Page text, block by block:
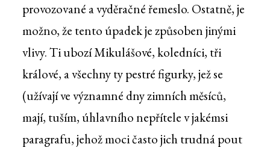
provozované a vyděračné řemeslo. Ostatně, je
možno, že tento úpadek je způsoben jinými
vlivy. Ti ubozí Mikulášové, koledníci, tři
králové, a všechny ty pestré figurky, jež se
(užívají ve významné dny zimních měsíců,
mají, tuším, úhlavního nepřítele v jakémsi
paragrafu, jehož moci často jich trudná pout